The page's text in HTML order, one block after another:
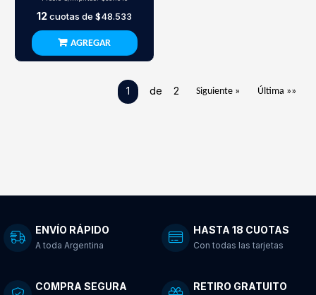
12cuotas de $48.533
AGREGAR
1 de 2 Siguiente » Última »»
ENVÍO RÁPIDO
A toda Argentina
HASTA 18 CUOTAS
Con todas las tarjetas
COMPRA SEGURA RETIRO GRATUITO